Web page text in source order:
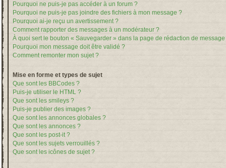
Pourquoi ne puis-je pas accéder à un forum ?
Pourquoi ne puis-je pas joindre des fichiers à mon message ?
Pourquoi ai-je reçu un avertissement ?
Comment rapporter des messages à un modérateur ?
À quoi sert le bouton « Sauvegarder » dans la page de rédaction de message
Pourquoi mon message doit être validé ?
Comment remonter mon sujet ?
Mise en forme et types de sujet
Que sont les BBCodes ?
Puis-je utiliser le HTML ?
Que sont les smileys ?
Puis-je publier des images ?
Que sont les annonces globales ?
Que sont les annonces ?
Que sont les post-it ?
Que sont les sujets verrouillés ?
Que sont les icônes de sujet ?